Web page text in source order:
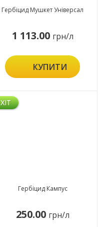
Гербіцид Мушкет Універсал
1 113.00 грн/л
КУПИТИ
ХІТ
Гербіцид Кампус
250.00 грн/л